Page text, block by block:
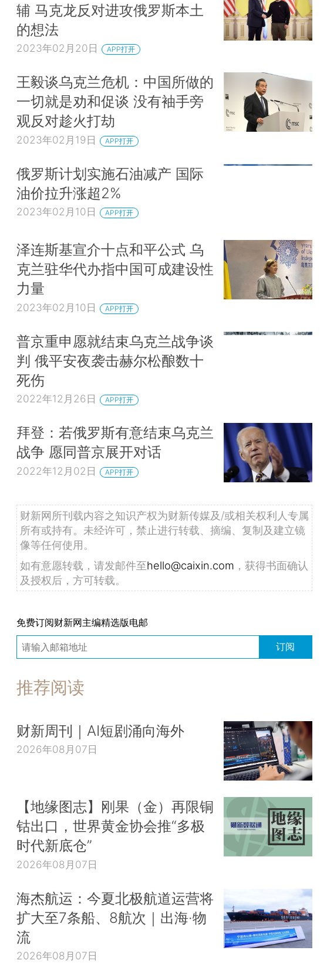
辅 马克龙反对进攻俄罗斯本土
的想法
2023年02月20日 APP打开
王毅谈乌克兰危机：中国所做的
一切就是劝和促谈 没有袖手旁
观反对趁火打劫
2023年02月19日 APP打开
俄罗斯计划实施石油减产 国际
油价拉升涨超2%
2023年02月10日 APP打开
泽连斯基宣介十点和平公式 乌
克兰驻华代办指中国可成建设性
力量
2023年02月10日 APP打开
普京重申愿就结束乌克兰战争谈
判 俄平安夜袭击赫尔松酿数十
死伤
2022年12月26日 APP打开
拜登：若俄罗斯有意结束乌克兰
战争 愿同普京展开对话
2022年12月02日 APP打开
财新网所刊载内容之知识产权为财新传媒及/或相关权利人专属
所有或持有。未经许可，禁止进行转载、摘编、复制及建立镜
像等任何使用。
如有意愿转载，请发邮件至hello@caixin.com ，获得书面确认
及授权后，方可转载。
免费订阅财新网主编精选版电邮
订阅
推荐阅读
财新周刊｜AI短剧涌向海外
2026年08月07日
【地缘图志】刚果（金）再限铜
钴出口，世界黄金协会推“多极
时代新底仓”
2026年08月07日
海杰航运：今夏北极航道运营将
扩大至7条船、8航次｜出海·物
流
2026年08月07日